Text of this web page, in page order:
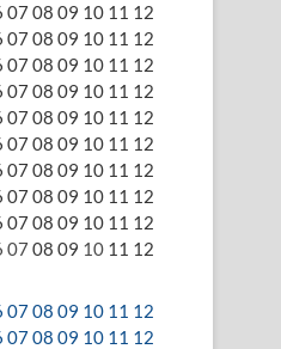
07 08 09 10 11 12
07 08 09 10 11 12
07 08 09 10 11 12
07 08 09 10 11 12
07 08 09 10 11 12
07 08 09 10 11 12
07 08 09 10 11 12
07 08 09 10 11 12
07 08 09 10 11 12
07 08 09 10 11 12
0708 09 10 11 12
0708 09 10 11 12